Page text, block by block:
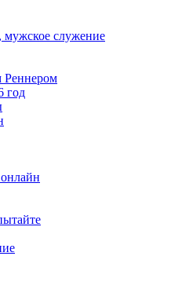
служение
Реннером
год